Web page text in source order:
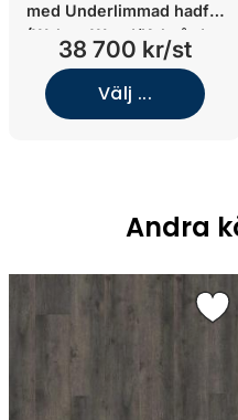
med Underlimmad hadfat
(Walnut Wood/Kolmården
Light/Underlimmat matt
sand porslin)
38 700 kr/st
Välj ...
Andra